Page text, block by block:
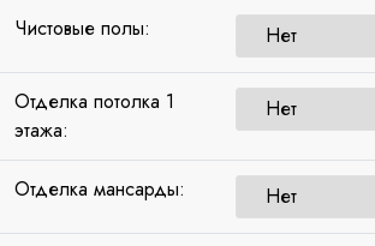
Чистовые полы:
Отделка потолка 1
этажа:
Отделка мансарды: